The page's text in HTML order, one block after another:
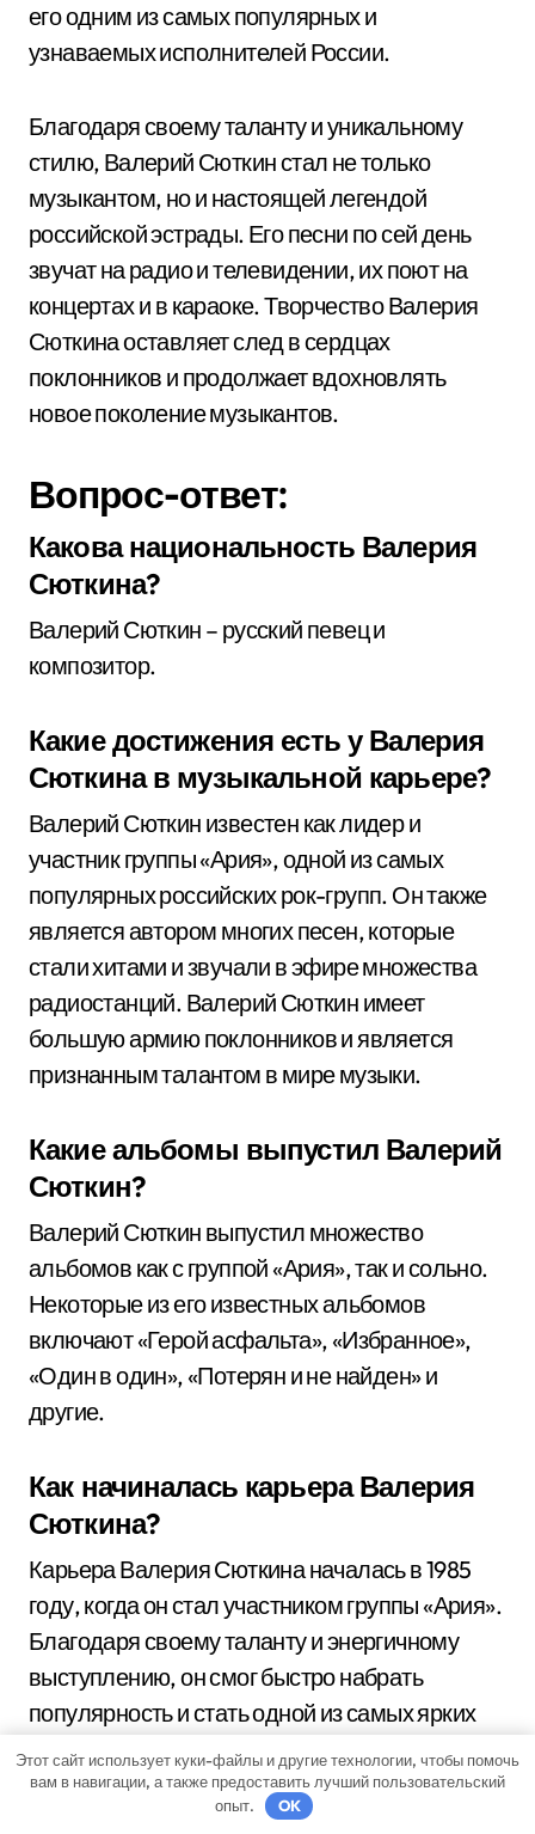
его одним из самых популярных и
узнаваемых исполнителей России.
Благодаря своему таланту и уникальному
стилю, Валерий Сюткин стал не только
музыкантом, но и настоящей легендой
российской эстрады. Его песни по сей день
звучат на радио и телевидении, их поют на
концертах и в караоке. Творчество Валерия
Сюткина оставляет след в сердцах
поклонников и продолжает вдохновлять
новое поколение музыкантов.
Вопрос-ответ:
Какова национальность Валерия
Сюткина?
Валерий Сюткин – русский певец и
композитор.
Какие достижения есть у Валерия
Сюткина в музыкальной карьере?
Валерий Сюткин известен как лидер и
участник группы «Ария», одной из самых
популярных российских рок-групп. Он также
является автором многих песен, которые
стали хитами и звучали в эфире множества
радиостанций. Валерий Сюткин имеет
большую армию поклонников и является
признанным талантом в мире музыки.
Какие альбомы выпустил Валерий
Сюткин?
Валерий Сюткин выпустил множество
альбомов как с группой «Ария», так и сольно.
Некоторые из его известных альбомов
включают «Герой асфальта», «Избранное»,
«Один в один», «Потерян и не найден» и
другие.
Как начиналась карьера Валерия
Сюткина?
Карьера Валерия Сюткина началась в 1985
году, когда он стал участником группы «Ария».
Благодаря своему таланту и энергичному
выступлению, он смог быстро набрать
популярность и стать одной из самых ярких
фигур советской рок-сцены.
Какие награды получил Валерий
Этот сайт использует куки-файлы и другие технологии, чтобы помочь
вам в навигации, а также предоставить лучший пользовательский
опыт.
OK